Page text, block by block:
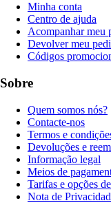
Minha conta
Centro de ajuda
Acompanhar meu
Devolver meu
Códigos
Sobre
Quem somos nós?
Contacte-nos
Termos e
Devoluções e
Informação legal
Meios de
Tarifas e opções
Nota de